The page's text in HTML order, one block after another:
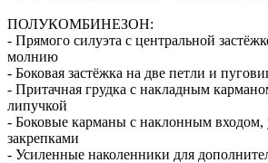
ПОЛУКОМБИНЕЗОН:
- Прямого силуэта с центральной
молнию
- Боковая застёжка на две петли и
- Притачная грудка с накладным
липучкой
- Боковые карманы с наклонным входом,
закрепками
- Усиленные наколенники для